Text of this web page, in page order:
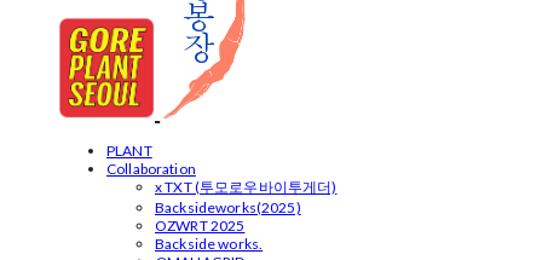
PLANT
Collaboration
x TXT (투모로우바이투게더)
Backsideworks(2025)
OZWRT 2025
Backside works.